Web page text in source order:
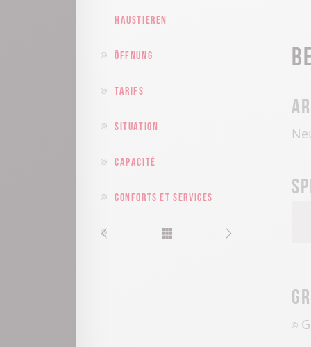
Haustieren
Öffnung
Tarifs
Situation
Capacité
Conforts et services